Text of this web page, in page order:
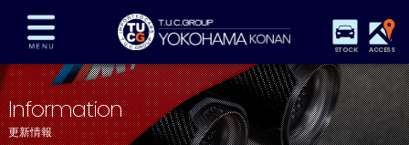
STOCK ACCESS
在庫車両情報 保証&サービス パーツリスト
TUCとは？ 店舗情報 アクセスマップ
Information
更新情報